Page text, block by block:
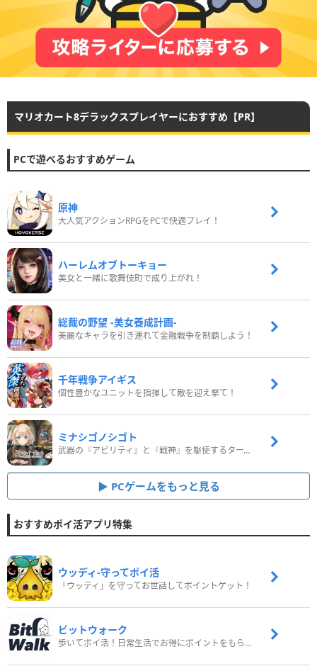
マリオカート8デラックスプレイヤーにおすすめ【PR】
PCで遊べるおすすめゲーム
原神
大人気アクションRPGをPCで快適プレイ！
ハーレムオブトーキョー
美女と一緒に歌舞伎町で成り上がれ！
総裁の野望 -美女養成計画-
美麗なキャラを引き連れて金融戦争を制覇しよう！
千年戦争アイギス
個性豊かなユニットを指揮して敵を迎え撃て！
ミナシゴノシゴト
武器の『アビリティ』と『戦神』を駆使するターン制コマンドバトルRPG！
PCゲームをもっと見る
おすすめポイ活アプリ特集
ウッディ‐守ってポイ活
「ウッディ」を守ってお世話してポイントゲット！
ビットウォーク
歩いてポイ活！日常生活でお得にポイントをもらおう